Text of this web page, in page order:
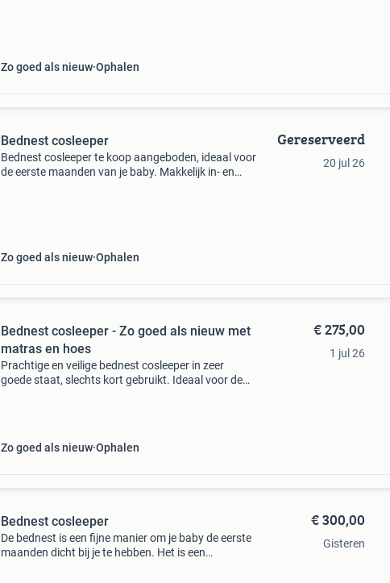
Zo goed als nieuw Ophalen
Bednest cosleeper
Bednest cosleeper te koop aangeboden, ideaal voor
de eerste maanden van je baby. Makkelijk in- en
Zo goed als nieuw Ophalen
Gereserveerd
20 jul 26
Bednest cosleeper - Zo goed als nieuw met
matras en hoes
Prachtige en veilige bednest cosleeper in zeer
goede staat, slechts kort gebruikt. Ideaal voor de
Zo goed als nieuw Ophalen
€ 275,00
1 jul 26
Bednest cosleeper
De bednest is een fijne manier om je baby de eerste
maanden dicht bij je te hebben. Het is een
€ 300,00
Gisteren